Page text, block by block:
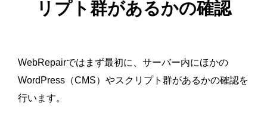
リプト群があるかの確認
WebRepairではまず最初に、サーバー内にほかの
WordPress（CMS）やスクリプト群があるかの確認を
行います。